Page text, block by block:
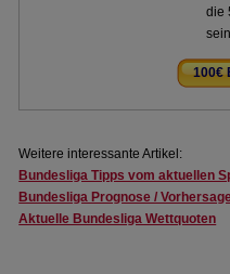
die
100€
Weitere interessante Artikel:
Bundesliga Tipps vom aktuellen
Bundesliga Prognose /
Aktuelle Bundesliga Wettquoten